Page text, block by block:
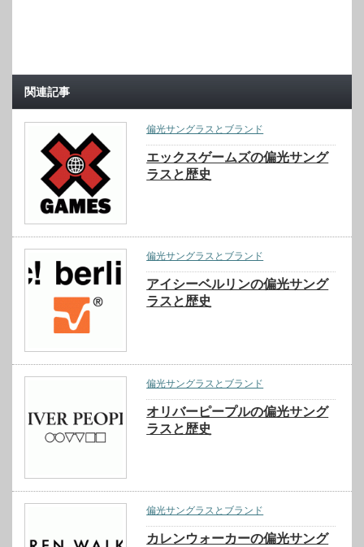
関連記事
偏光サングラスとブランド
エックスゲームズの偏光サング
ラスと歴史
偏光サングラスとブランド
アイシーベルリンの偏光サング
ラスと歴史
偏光サングラスとブランド
オリバーピープルの偏光サング
ラスと歴史
偏光サングラスとブランド
カレンウォーカーの偏光サング